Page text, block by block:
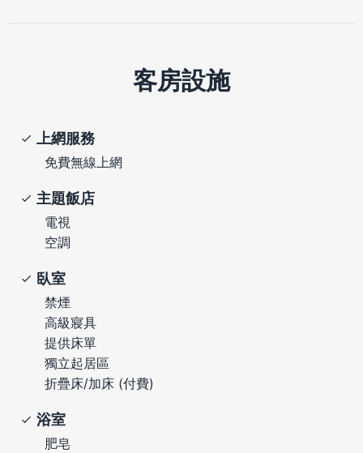
客房設施
上網服務
免費無線上網
主題飯店
電視
空調
臥室
禁煙
高級寢具
提供床單
獨立起居區
折疊床/加床 (付費)
浴室
肥皂